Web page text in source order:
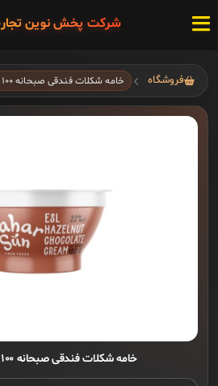
شرکت پخش نوین
فروشگاه خامه شکلات فندقی صبحانه ۱۰۰ گرم سحر سان
خامه شکلات فندقی صبحانه ۱۰۰ گرم سحر سان